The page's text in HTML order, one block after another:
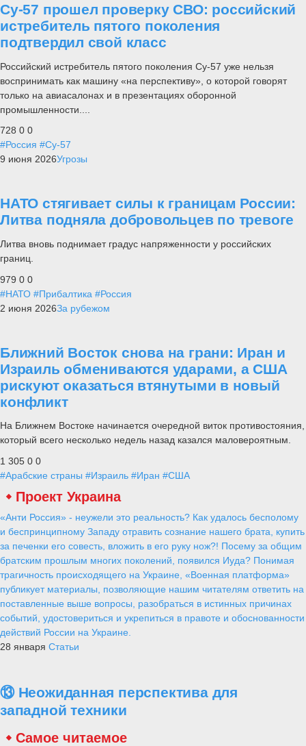
Су-57 прошел проверку СВО: российский
истребитель пятого поколения
подтвердил свой класс
Российский истребитель пятого поколения Су-57 уже нельзя
воспринимать как машину «на перспективу», о которой говорят
только на авиасалонах и в презентациях оборонной
промышленности....
728 0 0
#Россия #Су-57
9 июня 2026Угрозы
НАТО стягивает силы к границам России:
Литва подняла добровольцев по тревоге
Литва вновь поднимает градус напряженности у российских
границ.
979 0 0
#НАТО #Прибалтика #Россия
2 июня 2026За рубежом
Ближний Восток снова на грани: Иран и
Израиль обмениваются ударами, а США
рискуют оказаться втянутыми в новый
конфликт
На Ближнем Востоке начинается очередной виток противостояния,
который всего несколько недель назад казался маловероятным.
1 305 0 0
#Арабские страны #Израиль #Иран #США
Проект Украина
«Анти Россия» - неужели это реальность? Как удалось бесполому
и беспринципному Западу отравить сознание нашего брата, купить
за печенки его совесть, вложить в его руку нож?! Посему за общим
братским прошлым многих поколений, появился Иуда? Понимая
трагичность происходящего на Украине, «Военная платформа»
публикует материалы, позволяющие нашим читателям ответить на
поставленные выше вопросы, разобраться в истинных причинах
событий, удостовериться и укрепиться в правоте и обоснованности
действий России на Украине.
28 января Статьи
⑬ Неожиданная перспектива для
западной техники
Самое читаемое